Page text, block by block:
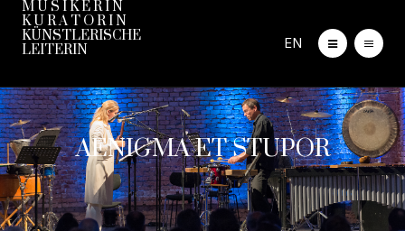
M U S I K E R I N
K U R A T O R I N
KÜNSTLERISCHE
LEITERIN
EN
AENIGMA ET STUPOR